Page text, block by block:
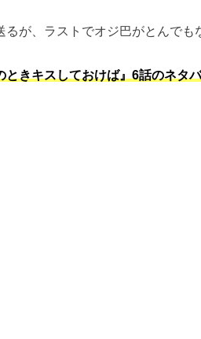
るが、ラストでオジ巴がとんでも
ときキスしておけば』6話のネタ